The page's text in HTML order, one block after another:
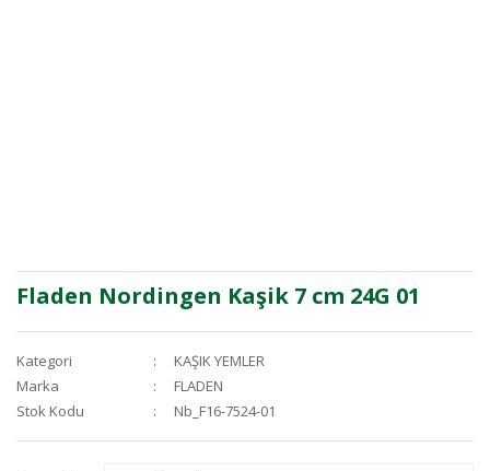
Fladen Nordingen Kaşik 7 cm 24G 01
Kategori
KAŞIK YEMLER
Marka
FLADEN
Stok Kodu
Nb_F16-7524-01